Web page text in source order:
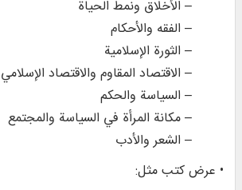
– الأخلاق ونمط الحياة
– الفقه والأحكام
– الثورة الإسلامية
– الاقتصاد المقاوم والاقتصاد الإسلامي
– السياسة والحكم
– مكانة المرأة في السياسة والمجتمع
– الشعر والأدب
• عرض كتب مثل: